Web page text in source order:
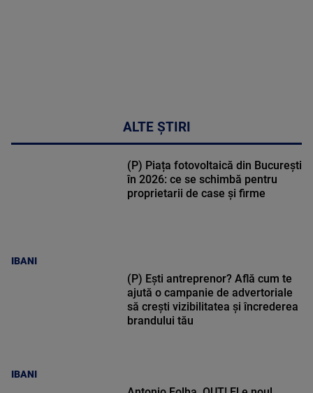
ALTE ȘTIRI
IBANI
(P) Piața fotovoltaică din București
în 2026: ce se schimbă pentru
proprietarii de case și firme
IBANI
(P) Ești antreprenor? Află cum te
ajută o campanie de advertoriale
să crești vizibilitatea și încrederea
brandului tău